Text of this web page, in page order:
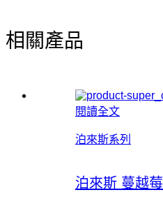
相關產品
閱讀全文
泊來斯系列
泊來斯 蔓越莓